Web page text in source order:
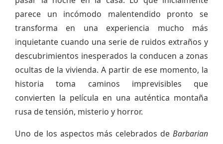
parece un incómodo malentendido pronto se
transforma en una experiencia mucho más
inquietante cuando una serie de ruidos extraños y
descubrimientos inesperados la conducen a zonas
ocultas de la vivienda. A partir de ese momento, la
historia toma caminos imprevisibles que
convierten la película en una auténtica montaña
rusa de tensión, misterio y horror.
Uno de los aspectos más celebrados de Barbarian